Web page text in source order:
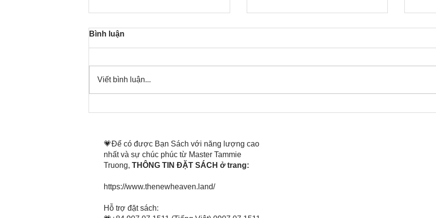
Cô Hoa Duong chia sẻ
Bình luận
Viết bình luận...
💗Để có được Bạn Sách với năng lượng cao
nhất và sự chúc phúc từ Master Tammie
Truong, THÔNG TIN ĐẶT SÁCH ở trang:
https://www.thenewheaven.land/
​Hỗ trợ đặt sách: